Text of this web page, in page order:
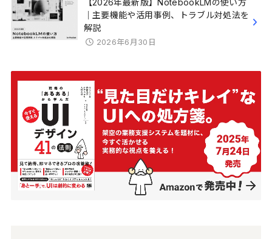
【2026年最新版】NotebookLMの使い方
｜主要機能や活用事例、トラブル対処法を
解説
2026年6月30日